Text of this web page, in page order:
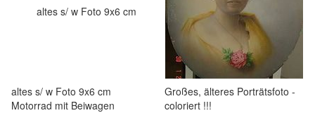
altes s/ w Foto 9x6 cm
Motorrad mit Beiwagen
Großes, älteres Porträtsfoto -
coloriert !!!